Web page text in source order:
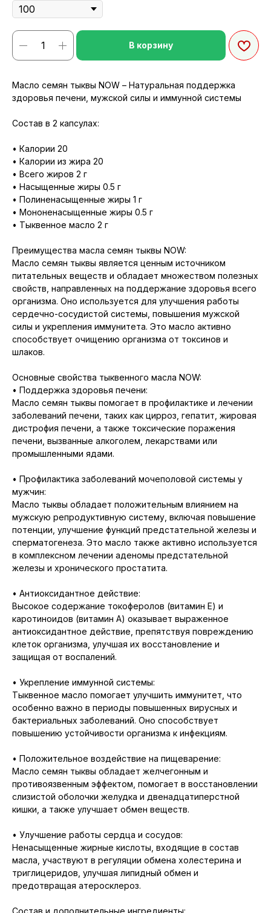
В корзину
Масло семян тыквы NOW – Натуральная поддержка
здоровья печени, мужской силы и иммунной системы
Состав в 2 капсулах:
• Калории 20
• Калории из жира 20
• Всего жиров 2 г
• Насыщенные жиры 0.5 г
• Полиненасыщенные жиры 1 г
• Мононенасыщенные жиры 0.5 г
• Тыквенное масло 2 г
Преимущества масла семян тыквы NOW:
Масло семян тыквы является ценным источником
питательных веществ и обладает множеством полезных
свойств, направленных на поддержание здоровья всего
организма. Оно используется для улучшения работы
сердечно-сосудистой системы, повышения мужской
силы и укрепления иммунитета. Это масло активно
способствует очищению организма от токсинов и
шлаков.
Основные свойства тыквенного масла NOW:
• Поддержка здоровья печени:
Масло семян тыквы помогает в профилактике и лечении
заболеваний печени, таких как цирроз, гепатит, жировая
дистрофия печени, а также токсические поражения
печени, вызванные алкоголем, лекарствами или
промышленными ядами.
• Профилактика заболеваний мочеполовой системы у
мужчин:
Масло тыквы обладает положительным влиянием на
мужскую репродуктивную систему, включая повышение
потенции, улучшение функций предстательной железы и
сперматогенеза. Это масло также активно используется
в комплексном лечении аденомы предстательной
железы и хронического простатита.
• Антиоксидантное действие:
Высокое содержание токоферолов (витамин E) и
каротиноидов (витамин A) оказывает выраженное
антиоксидантное действие, препятствуя повреждению
клеток организма, улучшая их восстановление и
защищая от воспалений.
• Укрепление иммунной системы:
Тыквенное масло помогает улучшить иммунитет, что
особенно важно в периоды повышенных вирусных и
бактериальных заболеваний. Оно способствует
повышению устойчивости организма к инфекциям.
• Положительное воздействие на пищеварение:
Масло семян тыквы обладает желчегонным и
противоязвенным эффектом, помогает в восстановлении
слизистой оболочки желудка и двенадцатиперстной
кишки, а также улучшает обмен веществ.
• Улучшение работы сердца и сосудов:
Ненасыщенные жирные кислоты, входящие в состав
масла, участвуют в регуляции обмена холестерина и
триглицеридов, улучшая липидный обмен и
предотвращая атеросклероз.
Состав и дополнительные ингредиенты: